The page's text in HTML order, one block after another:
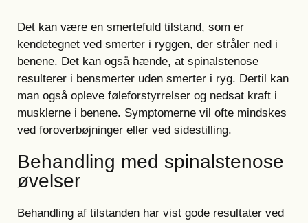
Det kan være en smertefuld tilstand, som er
kendetegnet ved smerter i ryggen, der stråler ned i
benene. Det kan også hænde, at spinalstenose
resulterer i bensmerter uden smerter i ryg. Dertil kan
man også opleve føleforstyrrelser og nedsat kraft i
musklerne i benene. Symptomerne vil ofte mindskes
ved foroverbøjninger eller ved sidestilling.
Behandling med spinalstenose
øvelser
Behandling af tilstanden har vist gode resultater ved